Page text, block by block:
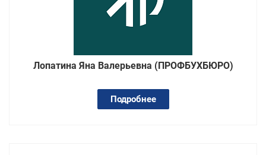
Лопатина Яна Валерьевна (ПРОФБУХБЮРО)
Подробнее